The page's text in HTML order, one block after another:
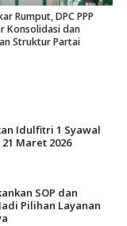
Rumput, DPC PPP
Konsolidasi dan
Struktur Partai
Idulfitri 1 Syawal
Maret 2026
SOP dan
Pilihan Layanan